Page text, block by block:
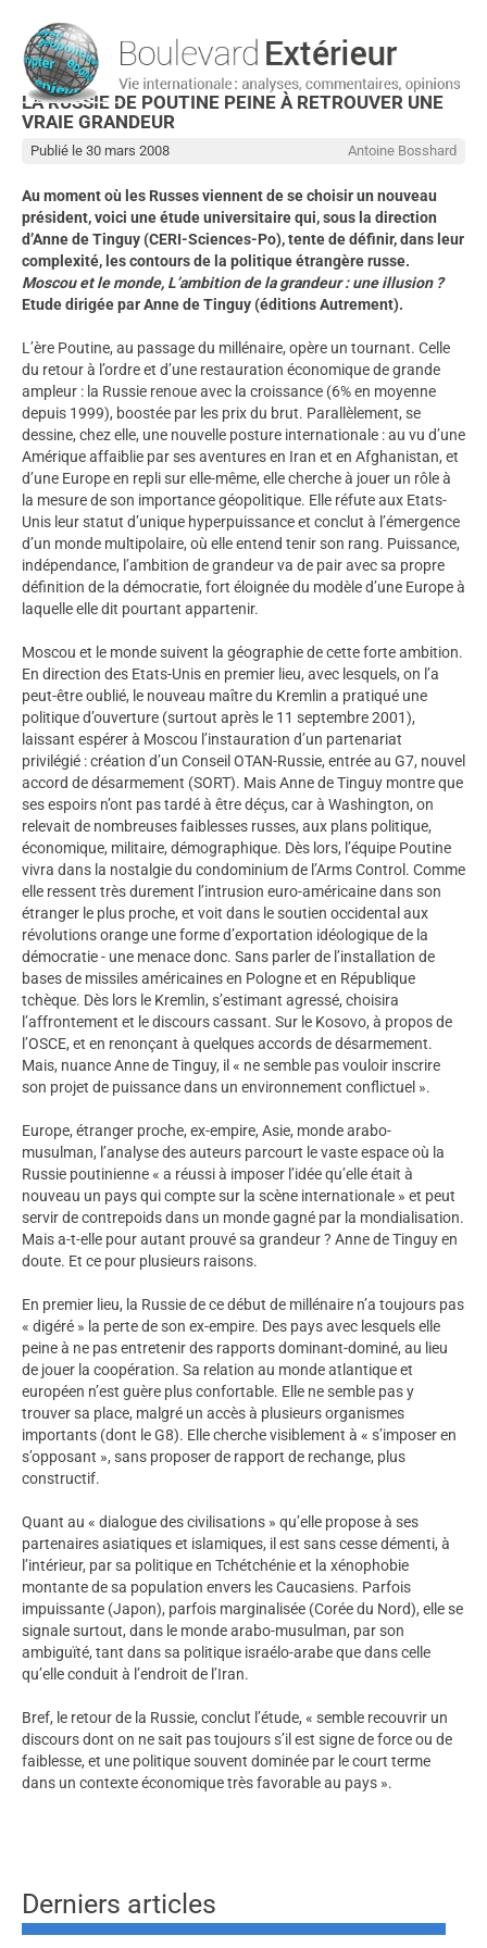
LA RUSSIE DE POUTINE PEINE À RETROUVER UNE
VRAIE GRANDEUR
Antoine Bosshard
Publié le 30 mars 2008
Au moment où les Russes viennent de se choisir un nouveau
président, voici une étude universitaire qui, sous la direction
d’Anne de Tinguy (CERI-Sciences-Po), tente de définir, dans leur
complexité, les contours de la politique étrangère russe.
Moscou et le monde, L’ambition de la grandeur : une illusion ?
Etude dirigée par Anne de Tinguy (éditions Autrement).
L’ère Poutine, au passage du millénaire, opère un tournant. Celle
du retour à l’ordre et d’une restauration économique de grande
ampleur : la Russie renoue avec la croissance (6% en moyenne
depuis 1999), boostée par les prix du brut. Parallèlement, se
dessine, chez elle, une nouvelle posture internationale : au vu d’une
Amérique affaiblie par ses aventures en Iran et en Afghanistan, et
d’une Europe en repli sur elle-même, elle cherche à jouer un rôle à
la mesure de son importance géopolitique. Elle réfute aux Etats-
Unis leur statut d’unique hyperpuissance et conclut à l’émergence
d’un monde multipolaire, où elle entend tenir son rang. Puissance,
indépendance, l’ambition de grandeur va de pair avec sa propre
définition de la démocratie, fort éloignée du modèle d’une Europe à
laquelle elle dit pourtant appartenir.
Moscou et le monde suivent la géographie de cette forte ambition.
En direction des Etats-Unis en premier lieu, avec lesquels, on l’a
peut-être oublié, le nouveau maître du Kremlin a pratiqué une
politique d’ouverture (surtout après le 11 septembre 2001),
laissant espérer à Moscou l’instauration d’un partenariat
privilégié : création d’un Conseil OTAN-Russie, entrée au G7, nouvel
accord de désarmement (SORT). Mais Anne de Tinguy montre que
ses espoirs n’ont pas tardé à être déçus, car à Washington, on
relevait de nombreuses faiblesses russes, aux plans politique,
économique, militaire, démographique. Dès lors, l’équipe Poutine
vivra dans la nostalgie du condominium de l’Arms Control. Comme
elle ressent très durement l’intrusion euro-américaine dans son
étranger le plus proche, et voit dans le soutien occidental aux
révolutions orange une forme d’exportation idéologique de la
démocratie - une menace donc. Sans parler de l’installation de
bases de missiles américaines en Pologne et en République
tchèque. Dès lors le Kremlin, s’estimant agressé, choisira
l’affrontement et le discours cassant. Sur le Kosovo, à propos de
l’OSCE, et en renonçant à quelques accords de désarmement.
Mais, nuance Anne de Tinguy, il « ne semble pas vouloir inscrire
son projet de puissance dans un environnement conflictuel ».
Europe, étranger proche, ex-empire, Asie, monde arabo-
musulman, l’analyse des auteurs parcourt le vaste espace où la
Russie poutinienne « a réussi à imposer l’idée qu’elle était à
nouveau un pays qui compte sur la scène internationale » et peut
servir de contrepoids dans un monde gagné par la mondialisation.
Mais a-t-elle pour autant prouvé sa grandeur ? Anne de Tinguy en
doute. Et ce pour plusieurs raisons.
En premier lieu, la Russie de ce début de millénaire n’a toujours pas
« digéré » la perte de son ex-empire. Des pays avec lesquels elle
peine à ne pas entretenir des rapports dominant-dominé, au lieu
de jouer la coopération. Sa relation au monde atlantique et
européen n’est guère plus confortable. Elle ne semble pas y
trouver sa place, malgré un accès à plusieurs organismes
importants (dont le G8). Elle cherche visiblement à « s’imposer en
s’opposant », sans proposer de rapport de rechange, plus
constructif.
Quant au « dialogue des civilisations » qu’elle propose à ses
partenaires asiatiques et islamiques, il est sans cesse démenti, à
l’intérieur, par sa politique en Tchétchénie et la xénophobie
montante de sa population envers les Caucasiens. Parfois
impuissante (Japon), parfois marginalisée (Corée du Nord), elle se
signale surtout, dans le monde arabo-musulman, par son
ambiguïté, tant dans sa politique israélo-arabe que dans celle
qu’elle conduit à l’endroit de l’Iran.
Bref, le retour de la Russie, conclut l’étude, « semble recouvrir un
discours dont on ne sait pas toujours s’il est signe de force ou de
faiblesse, et une politique souvent dominée par le court terme
dans un contexte économique très favorable au pays ».
Derniers articles